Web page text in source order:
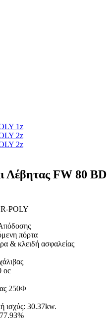
Λέβητας FW 80 BD
POLY
πόρτα
& κλειδή ασφαλείας
oc
250Φ
ισχύς: 30.37kw.